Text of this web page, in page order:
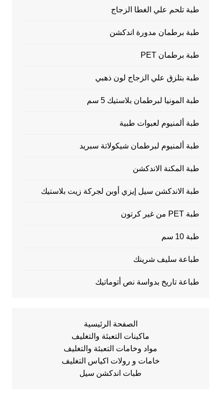
طبة تلحم علي الغطا الزجاج
طبة برطمان مدورة اندكشن
طبة برطمان PET
طبة بتلزق علي الزجاج لون ذهبي
طبة المونيا لبرطمان بلاستيك 5 سم
طبة ألمنيوم لعبوات طبية
طبة ألمنيوم لبرطمان شيكولاتة سبريد
طبة المكنة الاندكشن
طبة الاندكشن سيل إيزي أوبن لجركة زيت بلاستيك
طبة PET من غير كرتون
طبة 10 سم
طباعة سليف شرينك
طباعة تاريخ بدواسة نص أتوماتيك
الصفحة الرئيسية
ماكينات التعبئة والتغليف
مواد وخامات التعبئة والتغليف
خامات و رولات اكياس التغليف
طبات اندكشن سيل